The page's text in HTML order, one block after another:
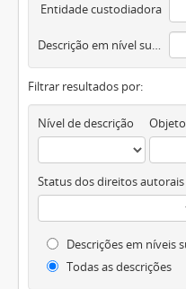
Entidade custodiadora
Descrição em nível superior
Filtrar resultados por:
Nível de descrição
Status dos direitos autorais
Descrições em níveis
Todas as descrições